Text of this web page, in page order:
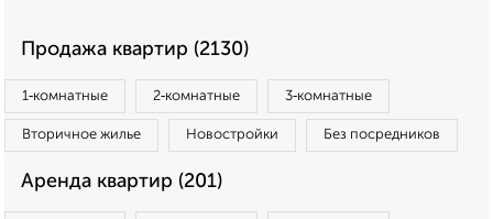
Продажа квартир (2130)
1‑комнатные 2‑комнатные 3‑комнатные
Вторичное жилье Новостройки Без посредников
Аренда квартир (201)